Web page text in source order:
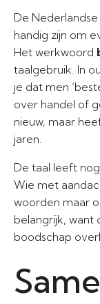
De
handig zijn om
Het werkwoord
taalgebruik. In
je dat men
over handel of
nieuw, maar
jaren.
De taal leeft
Wie met
woorden maar
belangrijk, want
boodschap